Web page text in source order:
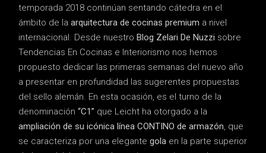
temporada 2018 continúan sentando cátedra en el
ámbito de laarquitectura de cocinas premium a nivel
internacional. Desde nuestroBlog Zelari De Nuzzi sobre
Tendencias En Cocinas e Interiorismo nos hemos
propuesto dedicar las primeras semanas del nuevo año
a presentar en profundidad las sugerentes propuestas
del sello alemán. En esta ocasión, es el turno de la
denominación“C1” que Leicht ha otorgado a la
ampliación de su icónica línea CONTINO de armazón, que
se caracteriza por una elegante gola en la parte superior